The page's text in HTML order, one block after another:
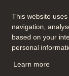
This website
navigation,
based on your
personal
Learn more
Suivez-